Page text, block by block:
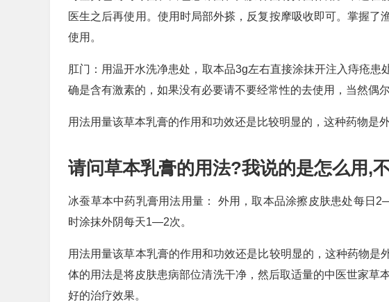
医生之后再使用。使用时局部外搽，反复按摩吸收即可。掌握了
使用。
肛门：用温开水洗净患处，取本品3g左右直接涂抹开注入痔疮
确是含有激素的，如果没有必要请不要经常性的去使用，当然偶
用法用量该草本乳膏的作用和功效还是比较明显的，这种药物是
请问草本乳膏的用法?我说的是怎么用,
冰蚕草本中药乳膏用法用量： 外用，取本品涂擦皮肤患处每日
时涂抹外阴每天1—2次。
用法用量该草本乳膏的作用和功效还是比较明显的，这种药物是
体的用法是将皮肤患病部位清洗干净，然后取适量的中医世家草
好的治疗效果。